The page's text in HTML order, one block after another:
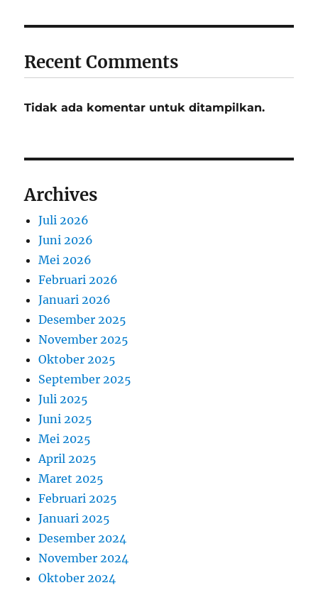
Recent Comments
Tidak ada komentar untuk ditampilkan.
Archives
Juli 2026
Juni 2026
Mei 2026
Februari 2026
Januari 2026
Desember 2025
November 2025
Oktober 2025
September 2025
Juli 2025
Juni 2025
Mei 2025
April 2025
Maret 2025
Februari 2025
Januari 2025
Desember 2024
November 2024
Oktober 2024